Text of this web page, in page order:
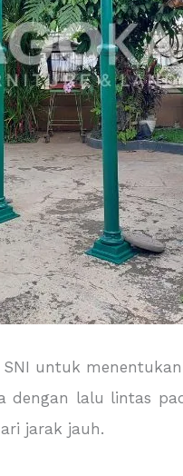
untuk
lalu lintas
jarak jauh.